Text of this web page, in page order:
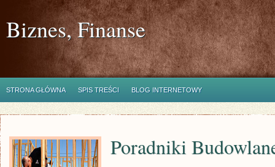
Biznes, Finanse
STRONA GŁÓWNA SPIS TREŚCI BLOG INTERNETOWY
Poradniki